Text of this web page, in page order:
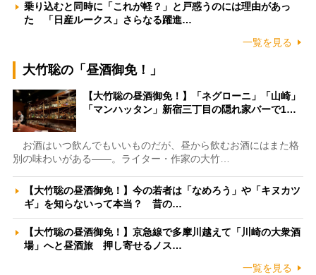
乗り込むと同時に「これが軽？」と戸惑うのには理由があっ
た 「日産ルークス」さらなる躍進…
一覧を見る
大竹聡の「昼酒御免！」
【大竹聡の昼酒御免！】「ネグローニ」「山崎」
「マンハッタン」新宿三丁目の隠れ家バーで1…
お酒はいつ飲んでもいいものだが、昼から飲むお酒にはまた格
別の味わいがある――。ライター・作家の大竹…
【大竹聡の昼酒御免！】今の若者は「なめろう」や「キヌカツ
ギ」を知らないって本当？ 昔の…
【大竹聡の昼酒御免！】京急線で多摩川越えて「川崎の大衆酒
場」へと昼酒旅 押し寄せるノス…
一覧を見る